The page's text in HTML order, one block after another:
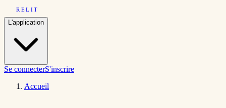
RELIT
L'application
Se connecterS'inscrire
Accueil